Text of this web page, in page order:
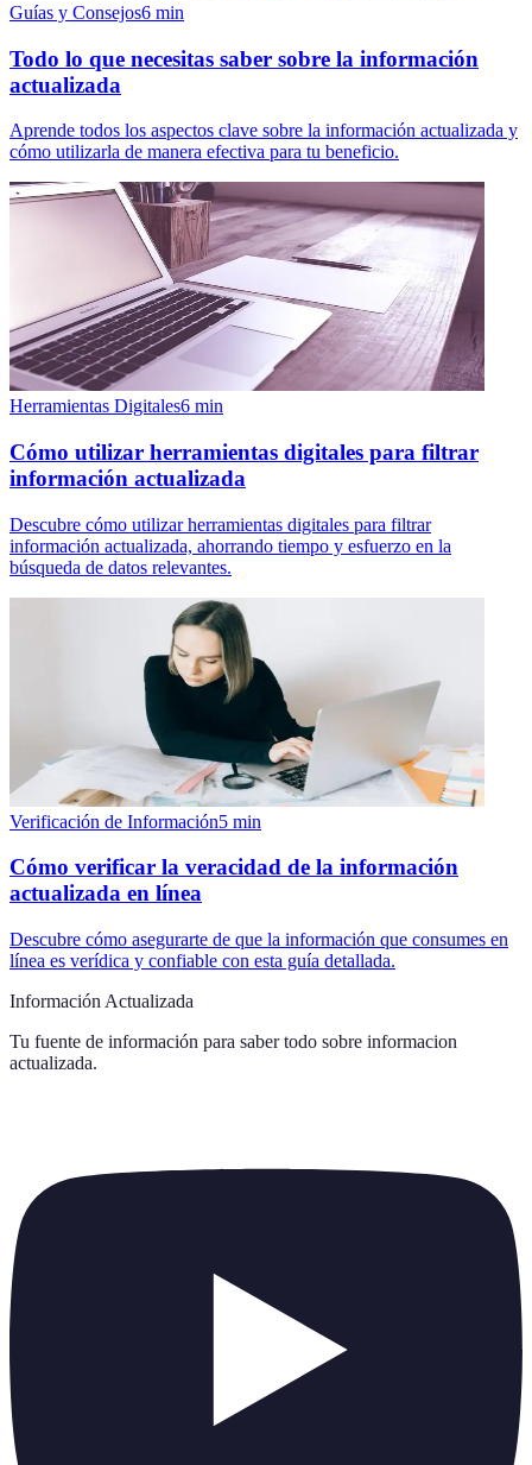
Guías y Consejos6 min
Todo lo que necesitas saber sobre la información
actualizada
Aprende todos los aspectos clave sobre la información actualizada y
cómo utilizarla de manera efectiva para tu beneficio.
Herramientas Digitales6 min
Cómo utilizar herramientas digitales para filtrar
información actualizada
Descubre cómo utilizar herramientas digitales para filtrar
información actualizada, ahorrando tiempo y esfuerzo en la
búsqueda de datos relevantes.
Verificación de Información5 min
Cómo verificar la veracidad de la información
actualizada en línea
Descubre cómo asegurarte de que la información que consumes en
línea es verídica y confiable con esta guía detallada.
Información Actualizada
Tu fuente de información para saber todo sobre informacion
actualizada.